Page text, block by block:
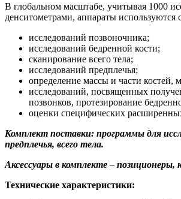
В глобальном масштабе, учитывая 1000
денситометрами, аппараты используются
исследований позвоночника;
исследований бедренной кости;
сканирование всего тела;
исследований предплечья;
определение массы и части
исследований, посвященных
позвонков, протезирование
оценки специфических
Комплект поставки: программы для
предплечья, всего тела.
Аксессуары в комплекте – позиционеры,
Технические характеристики: